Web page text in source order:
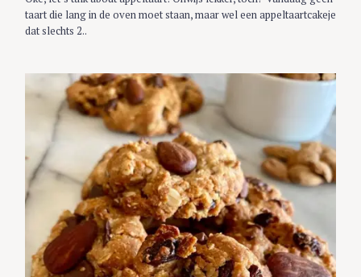
S
taart die lang in de oven moet staan, maar wel een appeltaartcakeje
dat slechts 2..